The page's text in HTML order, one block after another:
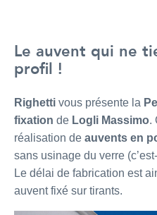
Le auvent qui ne
profil !
Righetti vous présente la
fixation de Logli Massimo.
réalisation de auvents en
sans usinage du verre
Le délai de fabrication est
auvent fixé sur tirants.